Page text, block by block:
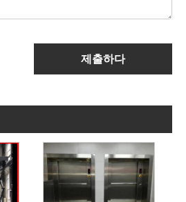
제출하다